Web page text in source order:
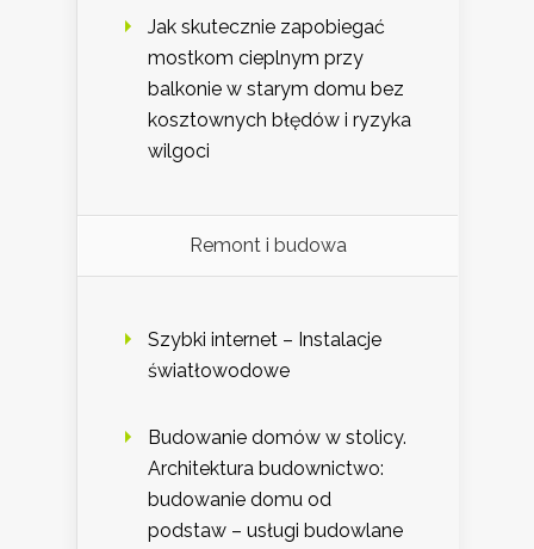
Jak skutecznie zapobiegać
mostkom cieplnym przy
balkonie w starym domu bez
kosztownych błędów i ryzyka
wilgoci
Remont i budowa
Szybki internet – Instalacje
światłowodowe
Budowanie domów w stolicy.
Architektura budownictwo:
budowanie domu od
podstaw – usługi budowlane